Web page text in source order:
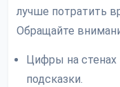
лучше потратить
Обращайте
Цифры на стенах
подсказки.